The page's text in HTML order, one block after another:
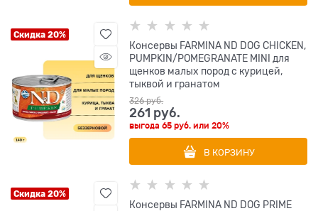
Скидка 20%
Консервы FARMINA ND DOG CHICKEN,
PUMPKIN/POMEGRANATE MINI для
щенков малых пород с курицей,
тыквой и гранатом
326 руб.
261 руб.
выгода65 руб. или20%
В КОРЗИНУ
Скидка 20%
Консервы FARMINA ND DOG PRIME